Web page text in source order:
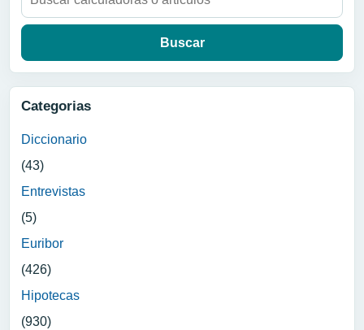
Categorias
Diccionario
(43)
Entrevistas
(5)
Euribor
(426)
Hipotecas
(930)